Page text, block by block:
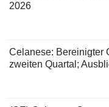
2026
Celanese: Bereinigter
zweiten Quartal;